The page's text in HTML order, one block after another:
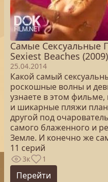
Самые
Sexiest Beaches (2009)
25.04.2014
Какой самый
роскошные волны и
узнаете в этом
и шикарные пляжи
другой под
самого блаженного и
Земле. И конечно же
11 серий
3к 1
Перейти